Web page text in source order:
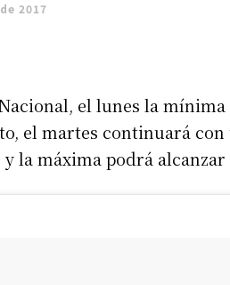
2017
el lunes la mínima
el martes continuará con
la máxima podrá alcanzar